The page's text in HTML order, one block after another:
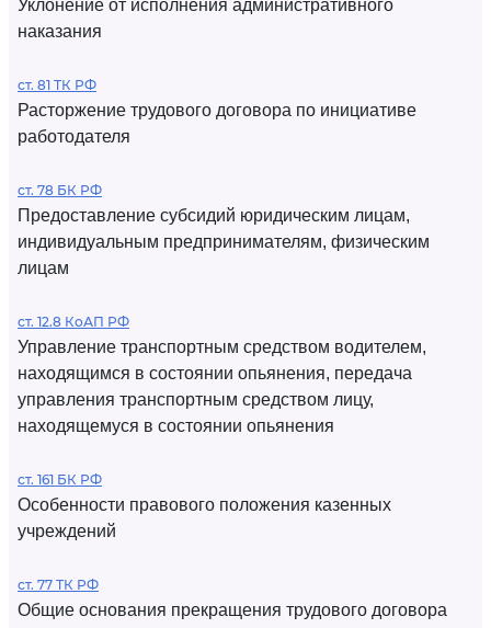
Уклонение от исполнения административного
наказания
ст. 81 ТК РФ
Расторжение трудового договора по инициативе
работодателя
ст. 78 БК РФ
Предоставление субсидий юридическим лицам,
индивидуальным предпринимателям, физическим
лицам
ст. 12.8 КоАП РФ
Управление транспортным средством водителем,
находящимся в состоянии опьянения, передача
управления транспортным средством лицу,
находящемуся в состоянии опьянения
ст. 161 БК РФ
Особенности правового положения казенных
учреждений
ст. 77 ТК РФ
Общие основания прекращения трудового договора